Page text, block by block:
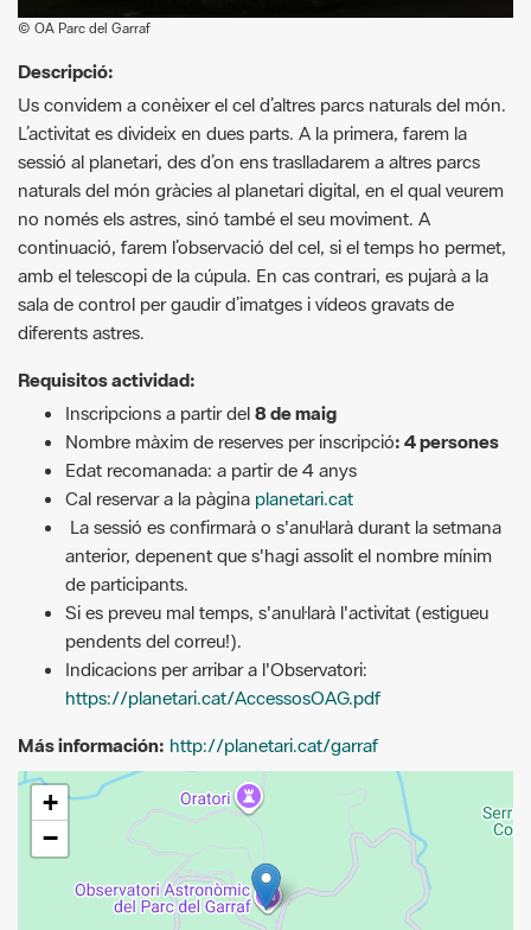
Descripció:
L’activitat es divideix en dues parts. A la primera, farem la
sessió al planetari, des d’on ens traslladarem a altres parcs
naturals del món gràcies al planetari digital, en el qual veurem
no només els astres, sinó també el seu moviment. A
continuació, farem l’observació del cel, si el temps ho permet,
amb el telescopi de la cúpula. En cas contrari, es pujarà a la
sala de control per gaudir d’imatges i vídeos gravats de
diferents astres.
Requisitos actividad:
Nombre màxim de reserves per inscripció
Edat recomanada: a partir de 4 anys
Cal reservar a la pàginaplanetari.cat
La sessió es confirmarà o s'anul·larà durant la setmana
anterior, depenent que s'hagi assolit el nombre mínim
de participants.
Si es preveu mal temps, s'anul·larà l'activitat (estigueu
pendents del correu!).
Indicacions per arribar a l'Observatori:
https://planetari.cat/AccessosOAG.pdf
Más información: http://planetari.cat/garraf
+
−